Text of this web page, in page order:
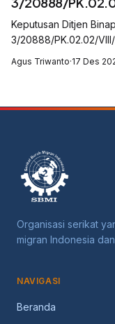
Keputusan Ditjen
3/20888/PK.02.02/
(P to P). Skema ini
Agus Triwanto·17 Des
Organisasi serikat
migran Indonesia
NAVIGASI
Beranda